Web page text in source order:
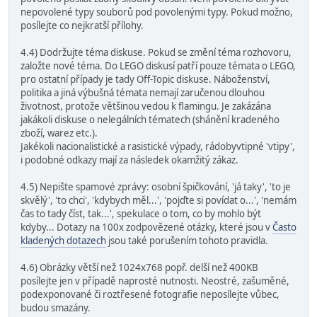
nepovolené typy souborů pod povolenými typy. Pokud možno,
posílejte co nejkratší přílohy.
4.4) Dodržujte téma diskuse. Pokud se změní téma rozhovoru,
založte nové téma. Do LEGO diskusí patří pouze témata o LEGO,
pro ostatní případy je tady Off-Topic diskuse. Náboženství,
politika a jiná výbušná témata nemají zaručenou dlouhou
životnost, protože většinou vedou k flamingu. Je zakázána
jakákoli diskuse o nelegálních tématech (shánění kradeného
zboží, warez etc.).
Jakékoli nacionalistické a rasistické výpady, rádobyvtipné 'vtipy',
i podobné odkazy mají za následek okamžitý zákaz.
4.5) Nepište spamové zprávy: osobní špičkování, 'já taky', 'to je
skvělý', 'to chci', 'kdybych měl...', 'pojďte si povídat o...', 'nemám
čas to tady číst, tak...', spekulace o tom, co by mohlo být
kdyby... Dotazy na 100x zodpovězené otázky, které jsou vČasto
kladených dotazech jsou také porušením tohoto pravidla.
4.6) Obrázky větší než 1024x768 popř. delší než 400KB
posílejte jen v případě naprosté nutnosti. Neostré, zašuměné,
podexponované či roztřesené fotografie neposílejte vůbec,
budou smazány.